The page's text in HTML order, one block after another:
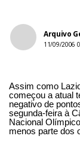
Arquivo
11/09/2006
Assim como
começou a atual
negativo de
segunda-feira à
Nacional
menos parte dos